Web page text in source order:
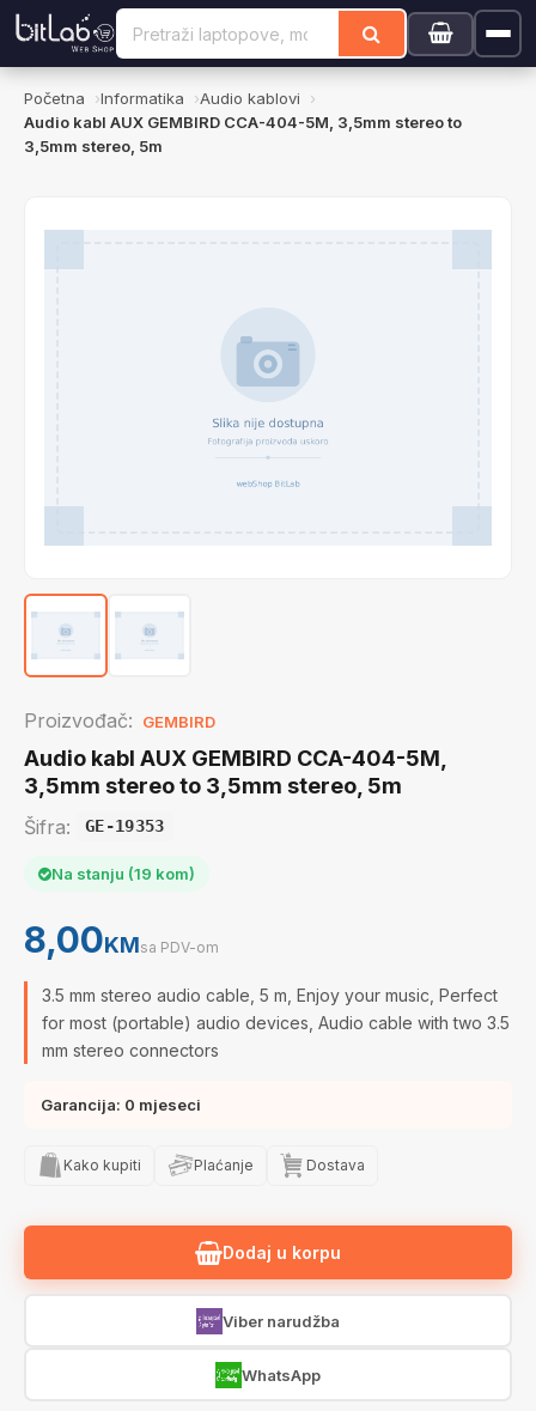
Početna Informatika
Audio kablovi
Audio kabl AUX GEMBIRD CCA-404-5M, 3,5mm stereo to
3,5mm stereo, 5m
Proizvođač: GEMBIRD
Audio kabl AUX GEMBIRD CCA-404-5M,
3,5mm stereo to 3,5mm stereo, 5m
Šifra: GE-19353
Na stanju (19 kom)
8,00KMsa PDV-om
3.5 mm stereo audio cable, 5 m, Enjoy your music, Perfect
for most (portable) audio devices, Audio cable with two 3.5
mm stereo connectors
Garancija: 0 mjeseci
Kako kupiti Plaćanje Dostava
Dodaj u korpu
Viber narudžba
WhatsApp